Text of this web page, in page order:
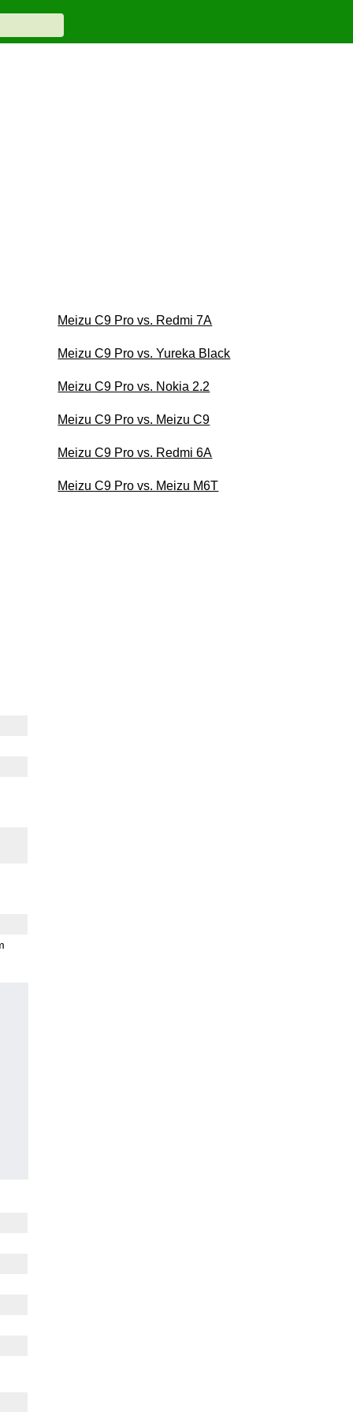
Meizu C9 Pro vs. Redmi 7A
Meizu C9 Pro vs. Yureka Black
Meizu C9 Pro vs. Nokia 2.2
Meizu C9 Pro vs. Meizu C9
Meizu C9 Pro vs. Redmi 6A
Meizu C9 Pro vs. Meizu M6T